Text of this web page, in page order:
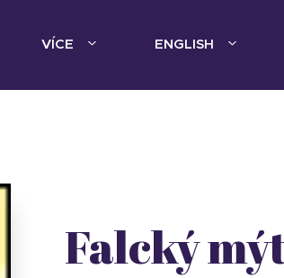
VÍCE ENGLISH
Falcký